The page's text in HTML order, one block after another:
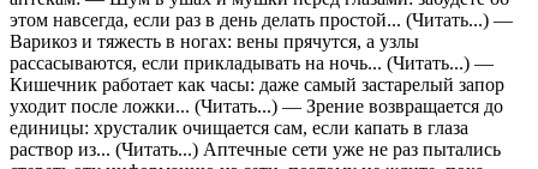
этом навсегда, если раз в день делать простой... (Читать...) —
Варикоз и тяжесть в ногах: вены прячутся, а узлы
рассасываются, если прикладывать на ночь... (Читать...) —
Кишечник работает как часы: даже самый застарелый запор
уходит после ложки... (Читать...) — Зрение возвращается до
единицы: хрусталик очищается сам, если капать в глаза
раствор из... (Читать...) Аптечные сети уже не раз пытались